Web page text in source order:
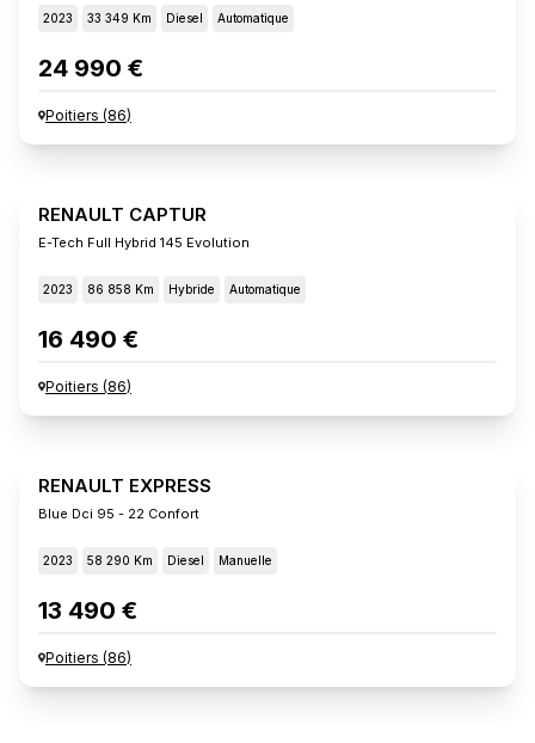
2023 33 349 Km Diesel Automatique
24 990 €
Poitiers (86)
RENAULT CAPTUR
E-Tech Full Hybrid 145 Evolution
2023 86 858 Km Hybride Automatique
16 490 €
Poitiers (86)
RENAULT EXPRESS
Blue Dci 95 - 22 Confort
2023 58 290 Km Diesel Manuelle
13 490 €
Poitiers (86)